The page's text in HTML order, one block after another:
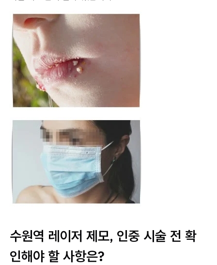
수원역 레이저 제모, 인중 시술 전 확
인해야 할 사항은?